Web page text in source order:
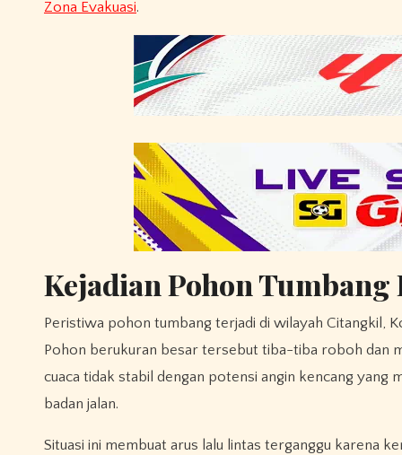
Zona Evakuasi.
Kejadian Pohon
Peristiwa pohon tumbang terjadi di wilayah Citangkil,
Pohon berukuran besar tersebut tiba-tiba roboh dan
cuaca tidak stabil dengan potensi angin kencang
badan jalan.
Situasi ini membuat arus lalu lintas terganggu karena